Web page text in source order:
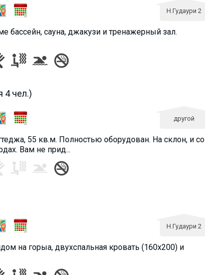
Н.Гудаури 2
бассейн, сауна, джакузи и тренажерный зал.
4 чел.)
другой
55 кв.м. Полностью оборудован. На склон, и со
Вам не прид...
Н.Гудаури 2
на горыа, двухспальная кровать (160х200) и